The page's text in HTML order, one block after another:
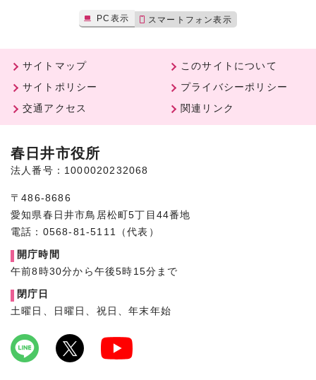
PC表示 スマートフォン表示
サイトマップ
このサイトについて
サイトポリシー
プライバシーポリシー
交通アクセス
関連リンク
春日井市役所
法人番号：1000020232068
〒486-8686
愛知県春日井市鳥居松町5丁目44番地
電話：0568-81-5111（代表）
開庁時間
午前8時30分から午後5時15分まで
閉庁日
土曜日、日曜日、祝日、年末年始